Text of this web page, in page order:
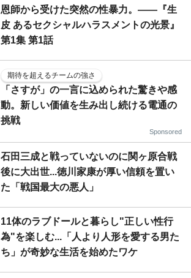
恩師から受けた突然の性暴力。――『生
皮 あるセクシャルハラスメントの光景』
第1集 第1話
期待を超えるチームの強さ
「さすが」の一言に込められた驚きや感
動。新しい価値を生み出し続ける電通の
挑戦
Sponsored
石田三成と戦っていないのに関ヶ原合戦
後に大出世...徳川家康が厚い信頼を置い
た「戦国最大の悪人」
11体のラブドールと暮らし"正しい性行
為"を楽しむ...「人より人形を愛する男た
ち」が奇妙な生活を始めたワケ